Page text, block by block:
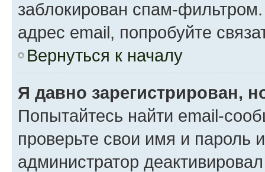
заблокирован спам-
адрес email, попробуйте
Вернуться к началу
Я давно зарегистрирован,
Попытайтесь найти email-
проверьте свои имя и пароль
администратор